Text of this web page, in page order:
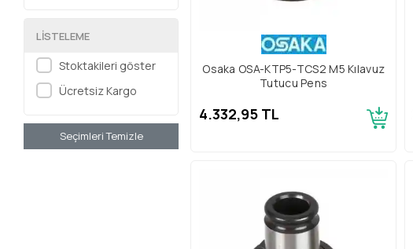
LISTELEME
Stoktakileri göster
Ücretsiz Kargo
Seçimleri Temizle
Osaka OSA-KTP5-TCS2 M5 Kılavuz
Tutucu Pens
4.332,95 TL